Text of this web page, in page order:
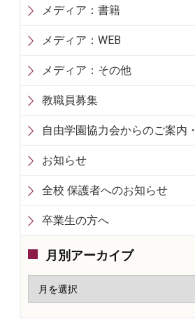
メディア：書籍
メディア：WEB
メディア：その他
教職員募集
自由学園協力会からのご案内
お知らせ
全校 保護者へのお知らせ
卒業生の方へ
月別アーカイブ